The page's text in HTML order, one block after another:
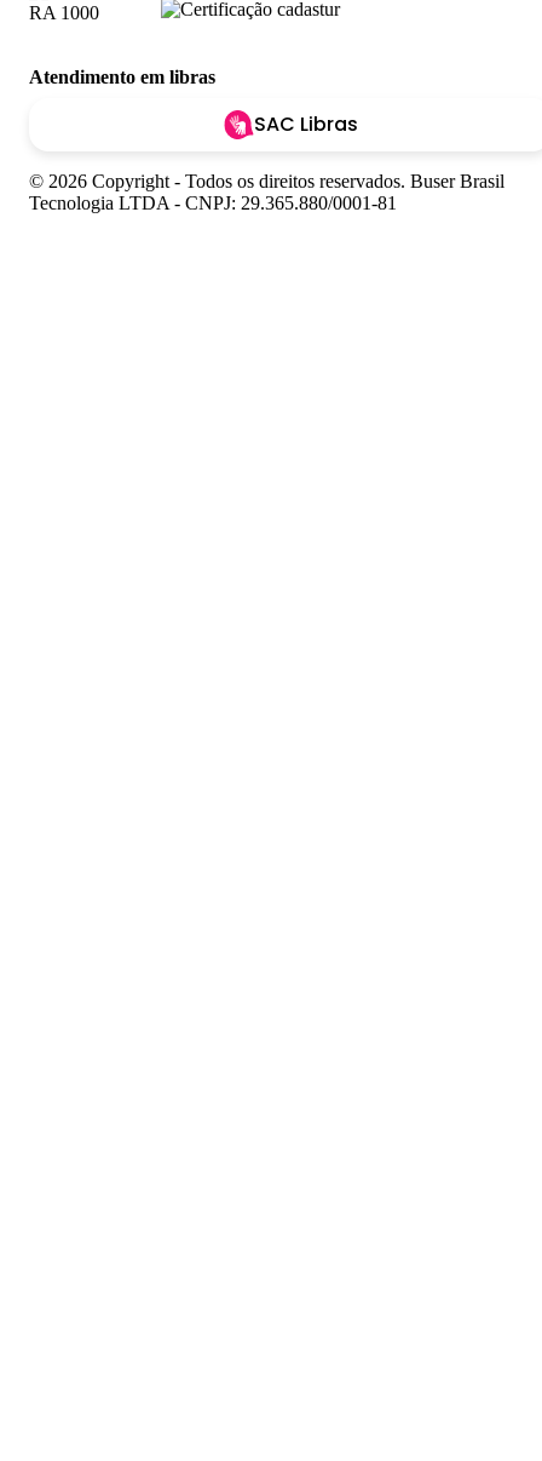
Atendimento em libras
SAC Libras
© 2026 Copyright - Todos os direitos reservados. Buser Brasil
Tecnologia LTDA - CNPJ: 29.365.880/0001-81